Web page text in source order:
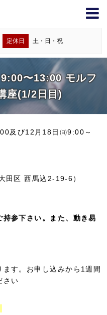
定休日 土・日・祝
〜13:00 モルフ
座(1/2日目)
及び12月18日㈰9:00～
田区 西馬込2-19-6）
参下さい。また、動き易
す。お申し込みから1週間
さい